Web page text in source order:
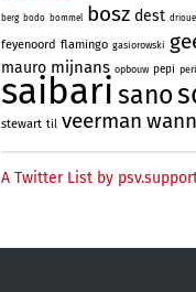
berg bodo bommel bosz dest
feyenoord flamingo gasiorowski
mauro mijnans opbouw pepi
saibari sano
stewart til veerman
A Twitter List by